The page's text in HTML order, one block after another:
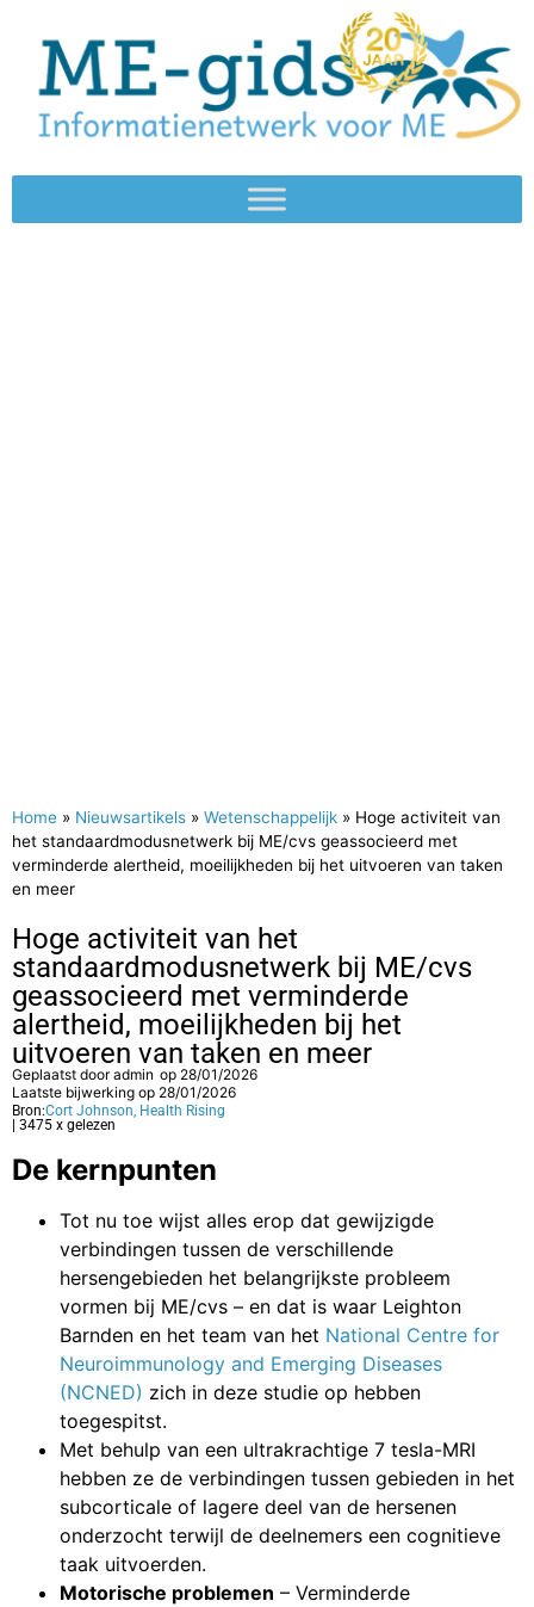
Home » Nieuwsartikels » Wetenschappelijk » Hoge activiteit van
het standaardmodusnetwerk bij ME/cvs geassocieerd met
verminderde alertheid, moeilijkheden bij het uitvoeren van taken
en meer
Hoge activiteit van het
standaardmodusnetwerk bij ME/cvs
geassocieerd met verminderde
alertheid, moeilijkheden bij het
uitvoeren van taken en meer
Geplaatst dooradmin op 28/01/2026
Laatste bijwerking op 28/01/2026
Bron:Cort Johnson, Health Rising
| 3475 x gelezen
De kernpunten
Tot nu toe wijst alles erop dat gewijzigde
verbindingen tussen de verschillende
hersengebieden het belangrijkste probleem
vormen bij ME/cvs – en dat is waar Leighton
Barnden en het team van het National Centre for
Neuroimmunology and Emerging Diseases
(NCNED) zich in deze studie op hebben
toegespitst.
Met behulp van een ultrakrachtige 7 tesla-MRI
hebben ze de verbindingen tussen gebieden in het
subcorticale of lagere deel van de hersenen
onderzocht terwijl de deelnemers een cognitieve
taak uitvoerden.
Motorische problemen – Verminderde